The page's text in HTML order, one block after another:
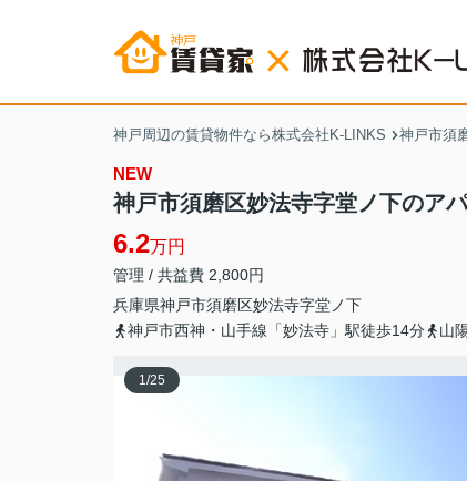
神戸周辺の賃貸物件なら株式会社K-LINKS 神戸市須
NEW
神戸市須磨区妙法寺字堂ノ下のア
6.2万円
管理 / 共益費 2,800円
兵庫県神戸市須磨区妙法寺字堂ノ下
神戸市西神・山手線「妙法寺」駅徒歩14分
山
1/25